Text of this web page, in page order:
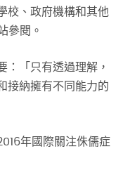
校、政府機構和其他
參閱。
：「只有透過理解，
接納擁有不同能力的
年國際關注侏儒症